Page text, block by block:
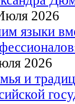
2026
языки
2026
и